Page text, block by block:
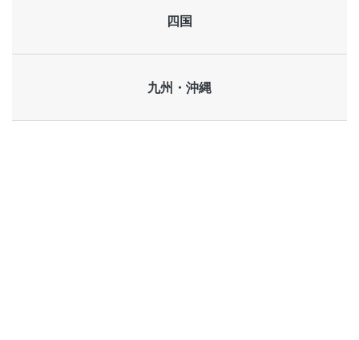
四国
九州・沖縄